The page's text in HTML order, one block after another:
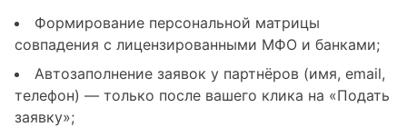
Формирование персональной матрицы
совпадения с лицензированными МФО и банками;
Автозаполнение заявок у партнёров (имя, email,
телефон) — только после вашего клика на «Подать
заявку»;